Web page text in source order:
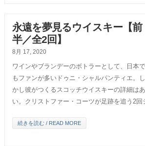
永遠を夢見るウイスキー【前
半／全2回】
8月 17, 2020
ワインやブランデーのボトラーとして、日本で
もファンが多いドゥニ・シャルパンティエ。し
かし彼がつくるスコッチウイスキーの詳細は
い。クリストファー・コーツが足跡を追う2回
続きを読む / READ MORE